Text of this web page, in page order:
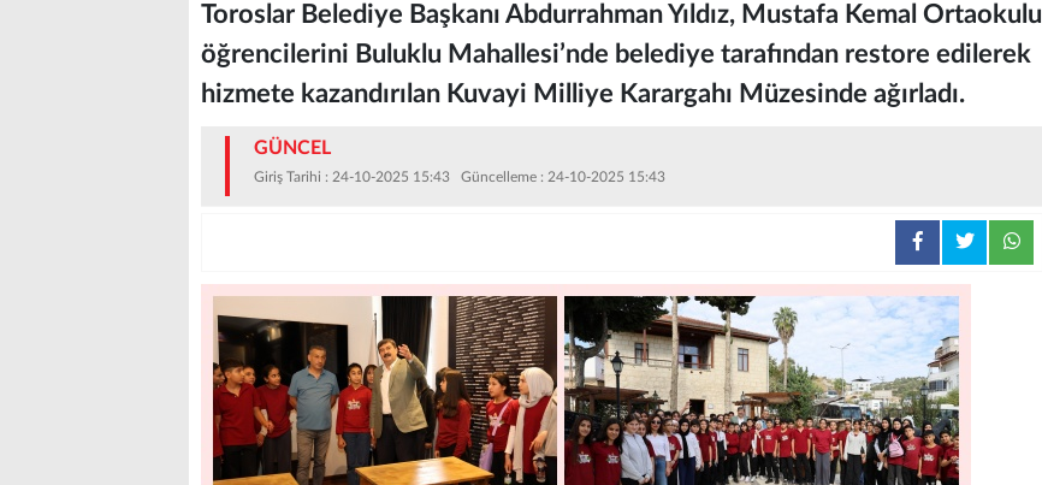
Toroslar Belediye Başkanı Abdurrahman Yıldız, Mustafa Kemal Ortaokulu
öğrencilerini Buluklu Mahallesi’nde belediye tarafından restore edilerek
hizmete kazandırılan Kuvayi Milliye Karargahı Müzesinde ağırladı.
GÜNCEL
Giriş Tarihi : 24-10-2025 15:43 Güncelleme : 24-10-2025 15:43